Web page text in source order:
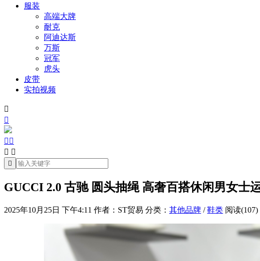
服装
高端大牌
耐克
阿迪达斯
万斯
冠军
虎头
皮带
实拍视频


 
 

GUCCI 2.0 古驰 圆头抽绳 高奢百搭休闲男女士
2025年10月25日 下午4:11 作者：ST贸易 分类： 其他品牌 /鞋类 阅读(107)